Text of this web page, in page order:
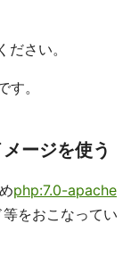
ださい。
。
ージを使う
php:7.0-apache
をおこなってい